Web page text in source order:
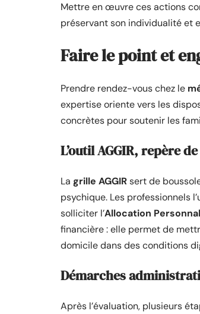
Mettre en œuvre ces actions
préservant son individualité et
Faire le point et
Prendre rendez-vous chez le
expertise oriente vers les
concrètes pour soutenir les
L’outil AGGIR, repère
La grille AGGIRsert de
psychique. Les professionnels
solliciter l’Allocation
financière : elle permet de
domicile dans des conditions
Démarches
Après l’évaluation, plusieurs